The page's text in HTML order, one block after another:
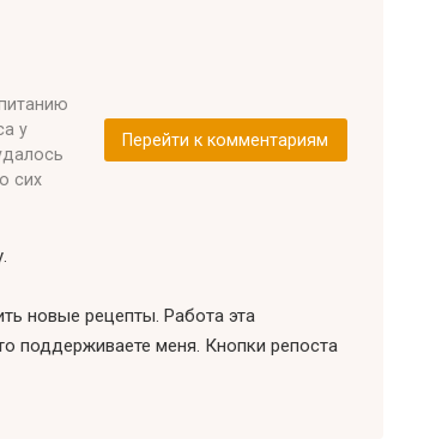
у
сих
Перейти к комментариям
новые рецепты. Работа эта
поддерживаете меня. Кнопки репоста